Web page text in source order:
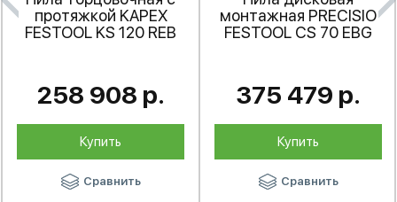
протяжкой KAPEX
FESTOOL KS 120 REB
258 908 р.
Купить
Сравнить
монтажная PRECISIO
FESTOOL CS 70 EBG
375 479 р.
Купить
Сравнить